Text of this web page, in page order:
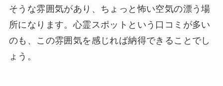
そうな雰囲気があり、ちょっと怖い空気の漂う場
所になります。心霊スポットという口コミが多い
のも、この雰囲気を感じれば納得できることでし
ょう。